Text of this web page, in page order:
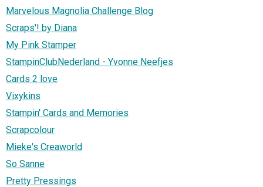
Marvelous Magnolia Challenge Blog
Scraps'! by Diana
My Pink Stamper
StampinClubNederland - Yvonne Neefjes
Cards 2 love
Vixykins
Stampin' Cards and Memories
Scrapcolour
Mieke's Creaworld
So Sanne
Pretty Pressings